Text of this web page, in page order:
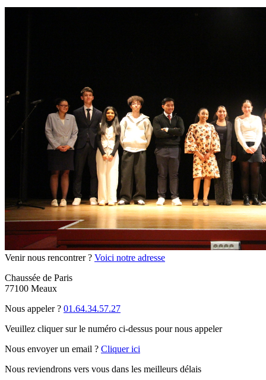
Venir nous rencontrer ? Voici notre adresse
Chaussée de Paris
77100 Meaux
Nous appeler ? 01.64.34.57.27
Veuillez cliquer sur le numéro ci-dessus pour nous appeler
Nous envoyer un email ? Cliquer ici
Nous reviendrons vers vous dans les meilleurs délais